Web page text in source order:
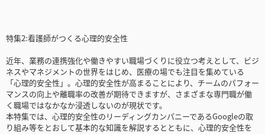
特集2:看護師がつくる心理的安全性
近年、業務の連携強化や働きやすい職場づくりに役立つ考えとして、ビジ
ネスやマネジメントの世界をはじめ、医療の場でも注目を集めている
「心理的安全性」。心理的安全性が高まることにより、チームのパフォー
マンスの向上や離職率の改善が期待できますが、さまざまな専門職が働
く職場ではなかなか浸透しないのが現状です。
本特集では、心理的安全性のリーディングカンパニーであるGoogleの取
り組み等をとおして基本的な知識を解説するとともに、心理的安全性を